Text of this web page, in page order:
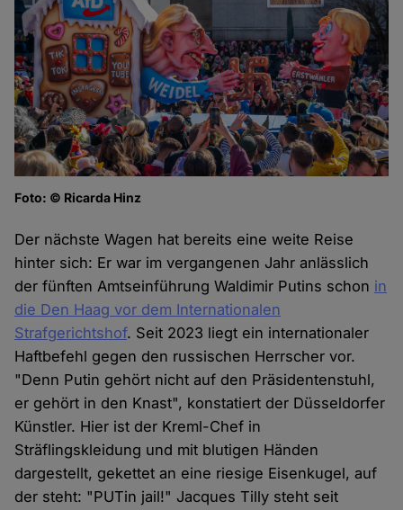
Foto: © Ricarda Hinz
Der nächste Wagen hat bereits eine weite Reise
hinter sich: Er war im vergangenen Jahr anlässlich
der fünften Amtseinführung Waldimir Putins schon in
die Den Haag vor dem Internationalen
Strafgerichtshof. Seit 2023 liegt ein internationaler
Haftbefehl gegen den russischen Herrscher vor.
"Denn Putin gehört nicht auf den Präsidentenstuhl,
er gehört in den Knast", konstatiert der Düsseldorfer
Künstler. Hier ist der Kreml-Chef in
Sträflingskleidung und mit blutigen Händen
dargestellt, gekettet an eine riesige Eisenkugel, auf
der steht: "PUTin jail!" Jacques Tilly steht seit